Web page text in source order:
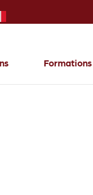
Formations